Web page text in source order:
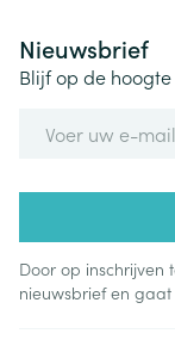
Nieuwsbrief
Blijf op de
Door op inschrijven
nieuwsbrief en